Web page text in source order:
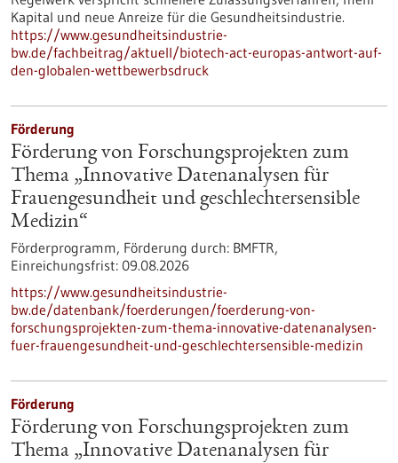
Kapital und neue Anreize für die Gesundheitsindustrie.
https://www.gesundheitsindustrie-
bw.de/fachbeitrag/aktuell/biotech-act-europas-antwort-auf-
den-globalen-wettbewerbsdruck
Förderung
Förderung von Forschungsprojekten zum
Thema „Innovative Datenanalysen für
Frauengesundheit und geschlechtersensible
Medizin“
Förderprogramm, Förderung durch: BMFTR,
Einreichungsfrist: 09.08.2026
https://www.gesundheitsindustrie-
bw.de/datenbank/foerderungen/foerderung-von-
forschungsprojekten-zum-thema-innovative-datenanalysen-
fuer-frauengesundheit-und-geschlechtersensible-medizin
Förderung
Förderung von Forschungsprojekten zum
Thema „Innovative Datenanalysen für